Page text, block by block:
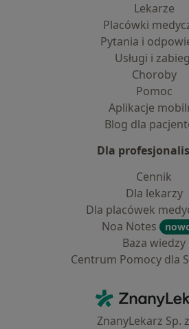
Lekarze
Placówki
Pytania i
Usługi i
Choroby
Pomoc
Aplikacje
Blog dla
Dla
Cennik
Dla lekarzy
Dla placówek
Noa Notes
Baza wiedzy
Centrum Pomocy dla
ZnanyLekarz Sp.